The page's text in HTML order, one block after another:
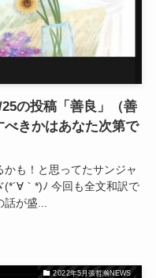
の投稿「善良」（善
べきかはあなた次第で
も！と思ってたサンジャ
｀*)ﾉ 今回も全文和訳で
が盛...
2022年5月張哲瀚NEWS